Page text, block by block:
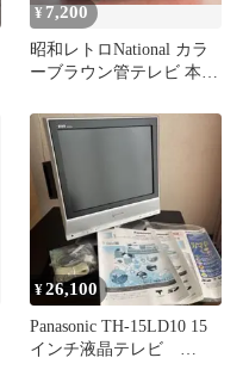
¥ 7,200
昭和レトロNational カラ
ーブラウン管テレビ 本体
¥26,100
Panasonic TH-15LD10 15
インチ液晶テレビ